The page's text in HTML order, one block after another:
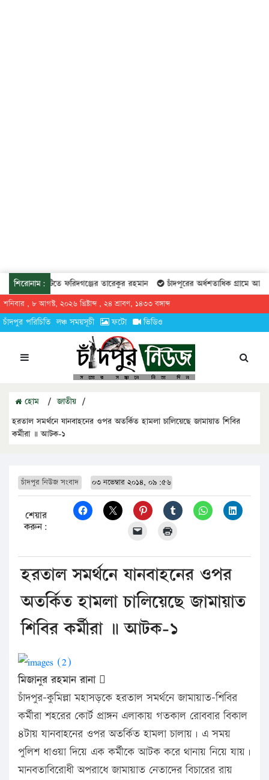
শিরোনাম:
কমিটিতে ফরিদগঞ্জের তারেকুর রহমান চাঁদপুরের অর্ধশতাধিক গ্রামে
শনিবার , ৮ আগস্ট, ২০২৬ খ্রিষ্টাব্দ , ২৪ শ্রাবণ, ১৪৩৩ বঙ্গাব্দ
চাঁদপুর পরিচিতি লঞ্চ সময়সূচী ফটো ভিডিও
হোম / জাতীয় /
হরতাল সমর্থনে যানবাহনের ওপর অতর্কিত হামলা চালিয়েছে জামায়াত শিবির
কর্মীরা ॥ আটক-১
চাঁদপুর নিউজ সংবাদ ০৩ নভেম্বার ২০১৪, ০৯:৫৬
শেয়ার
করুন:
হরতাল সমর্থনে যানবাহনের ওপর
অতর্কিত হামলা চালিয়েছে জামায়াত
শিবির কর্মীরা ॥ আটক-১
মিজানুর রহমান রানা 
চাঁদপুর-কুমিল্লা মহাসড়কে হরতাল সমর্থনে জামায়াত-শিবির
কর্মীরা শহরের কোর্ট প্রাঙ্গন এলাকায় গতকাল রোববার বিকাল
৪টায় যানবাহনের ওপর অতর্কিত হামলা চালায়। এ সময়
পুলিশ ধাওয়া দিয়ে এক কর্মীকে আটক করে থানায় নিয়ে যায়।
মানবতাবিরোধী অপরাধে জামায়াত নেতাদের বিচারের রায়